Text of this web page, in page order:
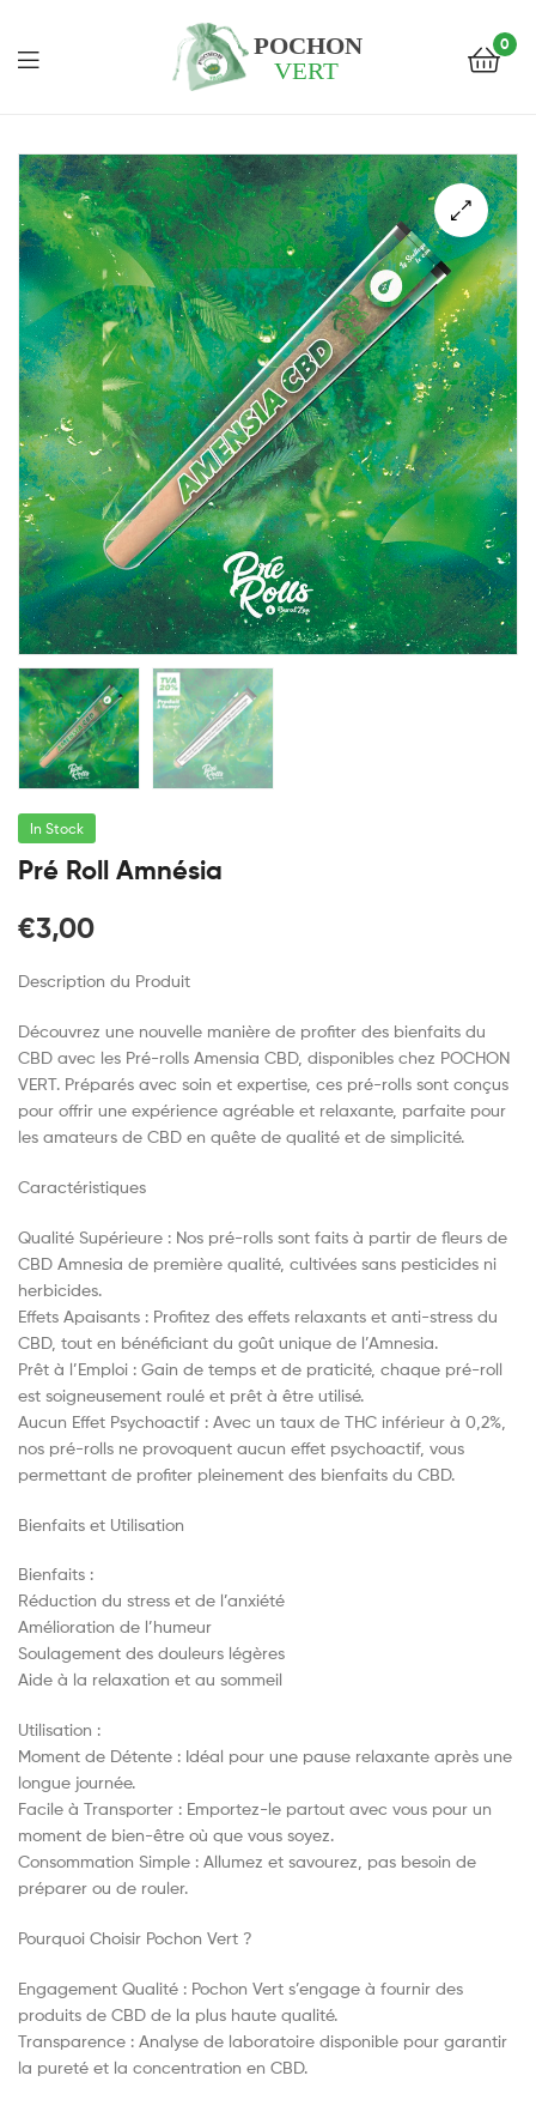
Vert
0
In Stock
Pré Roll Amnésia
€3,00
Description du Produit
Découvrez une nouvelle manière de profiter des bienfaits du
CBD avec les Pré-rolls Amensia CBD, disponibles chez POCHON
VERT. Préparés avec soin et expertise, ces pré-rolls sont conçus
pour offrir une expérience agréable et relaxante, parfaite pour
les amateurs de CBD en quête de qualité et de simplicité.
Caractéristiques
Qualité Supérieure : Nos pré-rolls sont faits à partir de fleurs de
CBD Amnesia de première qualité, cultivées sans pesticides ni
herbicides.
Effets Apaisants : Profitez des effets relaxants et anti-stress du
CBD, tout en bénéficiant du goût unique de l’Amnesia.
Prêt à l’Emploi : Gain de temps et de praticité, chaque pré-roll
est soigneusement roulé et prêt à être utilisé.
Aucun Effet Psychoactif : Avec un taux de THC inférieur à 0,2%,
nos pré-rolls ne provoquent aucun effet psychoactif, vous
permettant de profiter pleinement des bienfaits du CBD.
Bienfaits et Utilisation
Bienfaits :
Réduction du stress et de l’anxiété
Amélioration de l’humeur
Soulagement des douleurs légères
Aide à la relaxation et au sommeil
Utilisation :
Moment de Détente : Idéal pour une pause relaxante après une
longue journée.
Facile à Transporter : Emportez-le partout avec vous pour un
moment de bien-être où que vous soyez.
Consommation Simple : Allumez et savourez, pas besoin de
préparer ou de rouler.
Pourquoi Choisir Pochon Vert ?
Engagement Qualité : Pochon Vert s’engage à fournir des
produits de CBD de la plus haute qualité.
Transparence : Analyse de laboratoire disponible pour garantir
la pureté et la concentration en CBD.